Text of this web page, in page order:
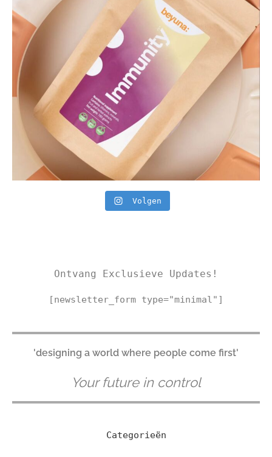
Volgen
Ontvang Exclusieve Updates!
[newsletter_form type="minimal"]
'designing a world where people come first'
Your future in control
Categorieën